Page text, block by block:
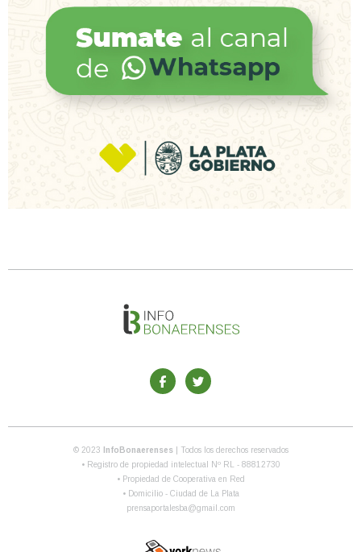
© 2023 InfoBonaerenses
| Todos los derechos reservados
• Registro de propiedad intelectual Nº RL - 88812730
• Propiedad de Cooperativa en Red
• Domicilio - Ciudad de La Plata
prensaportalesba@gmail.com